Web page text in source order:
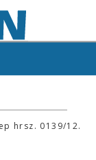
hrsz. 0139/12.